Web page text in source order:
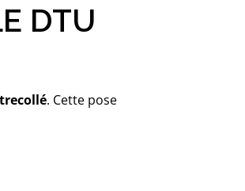
DTU
. Cette pose